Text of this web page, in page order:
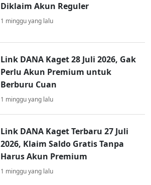
Diklaim Akun Reguler
1 minggu yang lalu
Link DANA Kaget 28 Juli 2026, Gak
Perlu Akun Premium untuk
Berburu Cuan
1 minggu yang lalu
Link DANA Kaget Terbaru 27 Juli
2026, Klaim Saldo Gratis Tanpa
Harus Akun Premium
1 minggu yang lalu